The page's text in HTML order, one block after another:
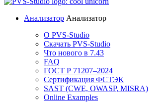
Анализатор Анализатор
О PVS-Studio
Скачать PVS-Studio
Что нового в 7.43
FAQ
ГОСТ Р 71207–2024
Сертификация ФСТЭК
SAST (CWE, OWASP, MISRA)
Online Examples